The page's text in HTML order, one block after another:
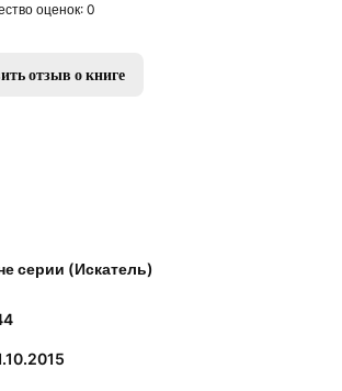
оценок: 0
отзыв о книге
серии (Искатель)